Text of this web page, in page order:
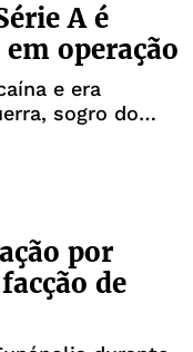
A é
operação
e era
sogro do
por
de